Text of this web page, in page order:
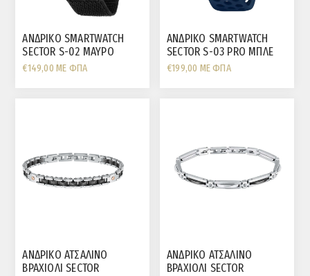
ΑΝΔΡΙΚΟ SMARTWATCH
SECTOR S-02 ΜΑΥΡΟ
ΥΦΑΣΜΑΤΙΝΟ ΛΟYΡΙ
€149,00 ΜΕ ΦΠΑ
ΑΝΔΡΙΚΟ SMARTWATCH
SECTOR S-03 PRO ΜΠΛΕ
ΛΟΥΡΙ ΣΙΛΙΚΟΝΗΣ
€199,00 ΜΕ ΦΠΑ
ΑΝΔΡΙΚΟ ΑΤΣΑΛΙΝΟ
ΒΡΑΧΙΟΛΙ SECTOR
ΑΝΔΡΙΚΟ ΑΤΣΑΛΙΝΟ
ΒΡΑΧΙΟΛΙ SECTOR